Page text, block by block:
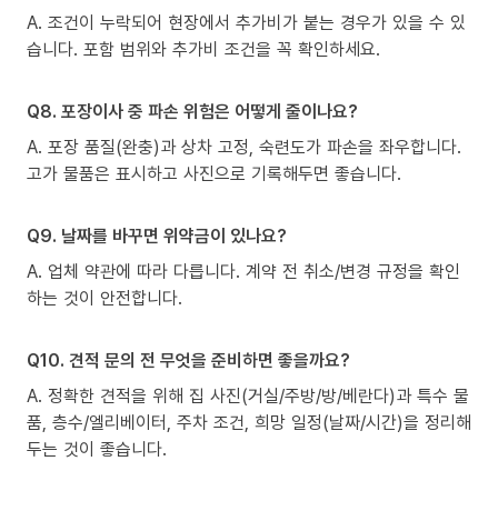
A. 조건이 누락되어 현장에서 추가비가 붙는 경우가 있을 수 있
습니다. 포함 범위와 추가비 조건을 꼭 확인하세요.
Q8. 포장이사 중 파손 위험은 어떻게 줄이나요?
A. 포장 품질(완충)과 상차 고정, 숙련도가 파손을 좌우합니다.
고가 물품은 표시하고 사진으로 기록해두면 좋습니다.
Q9. 날짜를 바꾸면 위약금이 있나요?
A. 업체 약관에 따라 다릅니다. 계약 전 취소/변경 규정을 확인
하는 것이 안전합니다.
Q10. 견적 문의 전 무엇을 준비하면 좋을까요?
A. 정확한 견적을 위해 집 사진(거실/주방/방/베란다)과 특수 물
품, 층수/엘리베이터, 주차 조건, 희망 일정(날짜/시간)을 정리해
두는 것이 좋습니다.